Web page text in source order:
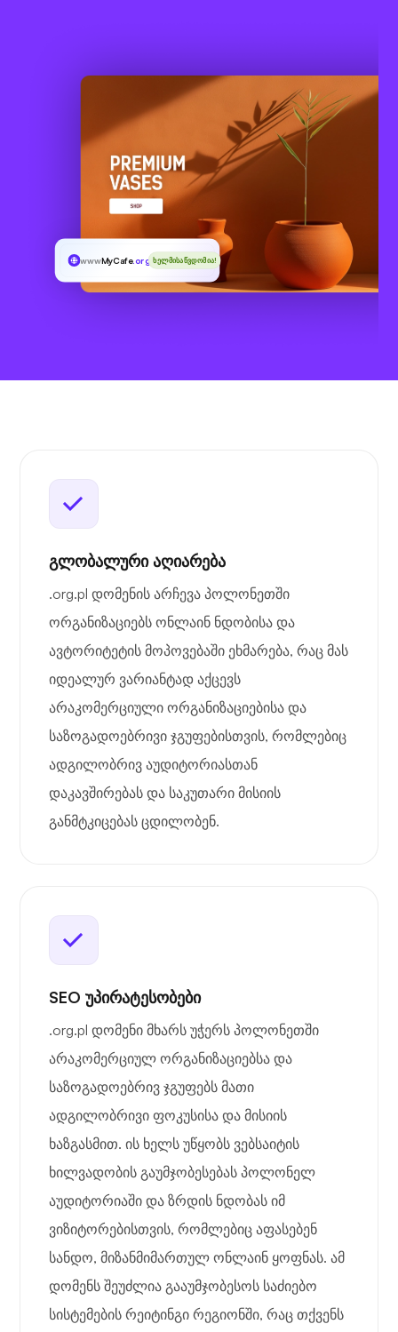
wwwMyCafe.org.plხელმისაწვდომია!
გლობალური აღიარება
.org.pl დომენის არჩევა პოლონეთში
ორგანიზაციებს ონლაინ ნდობისა და
ავტორიტეტის მოპოვებაში ეხმარება, რაც მას
იდეალურ ვარიანტად აქცევს
არაკომერციული ორგანიზაციებისა და
საზოგადოებრივი ჯგუფებისთვის, რომლებიც
ადგილობრივ აუდიტორიასთან
დაკავშირებას და საკუთარი მისიის
განმტკიცებას ცდილობენ.
SEO უპირატესობები
.org.pl დომენი მხარს უჭერს პოლონეთში
არაკომერციულ ორგანიზაციებსა და
საზოგადოებრივ ჯგუფებს მათი
ადგილობრივი ფოკუსისა და მისიის
ხაზგასმით. ის ხელს უწყობს ვებსაიტის
ხილვადობის გაუმჯობესებას პოლონელ
აუდიტორიაში და ზრდის ნდობას იმ
ვიზიტორებისთვის, რომლებიც აფასებენ
სანდო, მიზანმიმართულ ონლაინ ყოფნას. ამ
დომენს შეუძლია გააუმჯობესოს საძიებო
სისტემების რეიტინგი რეგიონში, რაც თქვენს